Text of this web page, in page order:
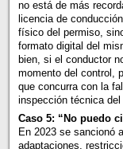
no está de más
licencia de
físico del permiso,
formato digital del
bien, si el conductor
momento del control,
que concurra con la
inspección técnica
Caso 5: “No puedo
En 2023 se sancionó
adaptaciones,